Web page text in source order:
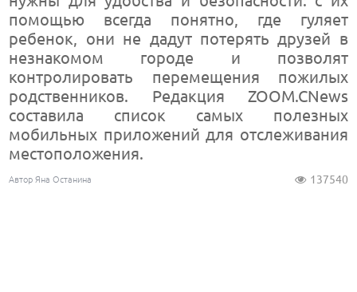
помощью всегда понятно, где гуляет
ребенок, они не дадут потерять друзей в
незнакомом городе и позволят
контролировать перемещения пожилых
родственников. Редакция ZOOM.CNews
составила список самых полезных
мобильных приложений для отслеживания
местоположения.
Автор Яна Останина 137540